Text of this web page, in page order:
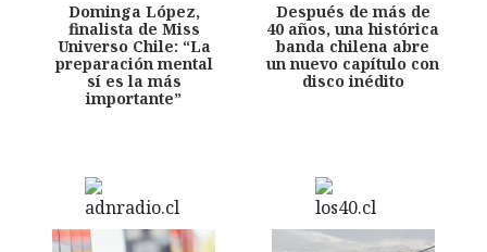
Dominga López,
finalista de Miss
Universo Chile: “La
preparación mental
sí es la más
importante”
Después de más de
40 años, una histórica
banda chilena abre
un nuevo capítulo con
disco inédito